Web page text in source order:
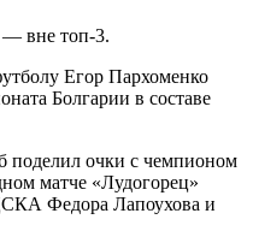
вне топ-3.
Егор Пархоменко
Болгарии в составе
поделил очки с чемпионом
матче «Лудогорец»
Федора Лапоухова и